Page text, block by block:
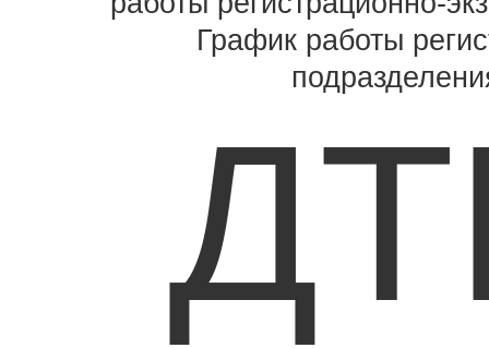
График работы